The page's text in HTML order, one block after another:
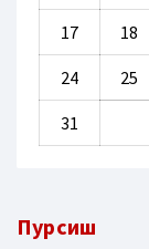
17 18
24 25
31
Пурсиш